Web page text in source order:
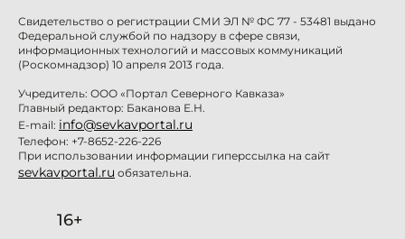
Свидетельство о регистрации СМИ ЭЛ № ФС 77 - 53481 выдано
Федеральной службой по надзору в сфере связи,
информационных технологий и массовых коммуникаций
(Роскомнадзор) 10 апреля 2013 года.
Учредитель: ООО «Портал Северного Кавказа»
Главный редактор: Баканова Е.Н.
E-mail: info@sevkavportal.ru
Телефон: +7-8652-226-226
При использовании информации гиперссылка на сайт
sevkavportal.ru обязательна.
16+